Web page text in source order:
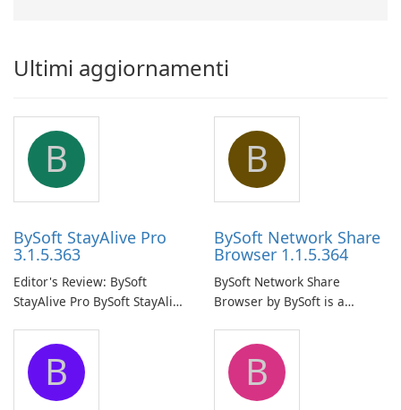
Ultimi aggiornamenti
B
BySoft StayAlive Pro
3.1.5.363
Editor's Review: BySoft
StayAlive Pro BySoft StayAlive
application designed to
ensure the continuous and
uninterrupted operation of
your computer system.
B
BySoft Network Share
Browser 1.1.5.364
BySoft Network Share
Browser by BySoft is a
application that allows users
to easily browse and manage
shared folders on their
network.
B B